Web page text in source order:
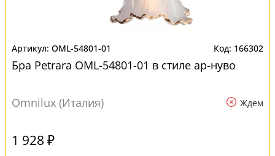
OML-54801-01 166302
Бра Petrara OML-54801-01 в стиле ар-нуво
Omnilux (Италия) Ждем
1 928 ₽